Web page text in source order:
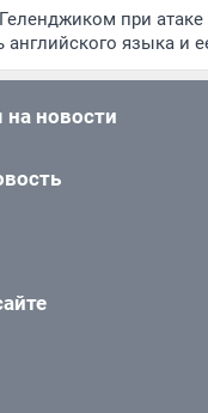
при
английского языка и
на новости